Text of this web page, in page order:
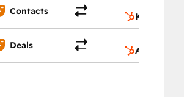
Contacts Kontakter
Deals Avtaler